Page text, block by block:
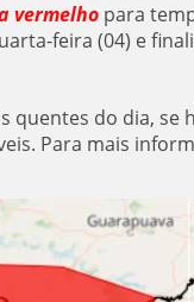
vermelho para
feira (04) e
quentes do dia, se
Para mais